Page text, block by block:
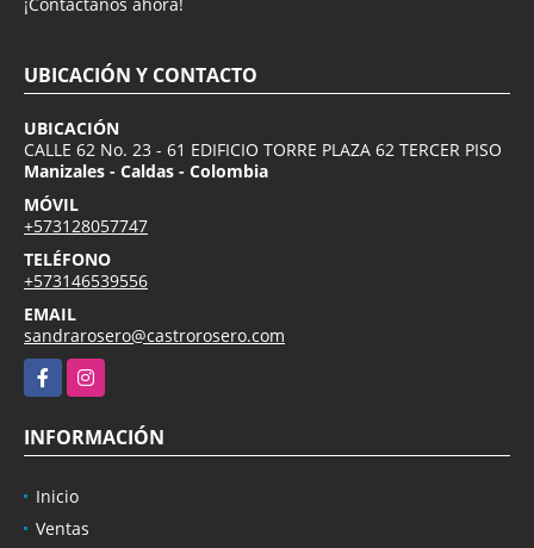
UBICACIÓN Y CONTACTO
UBICACIÓN
CALLE 62 No. 23 - 61 EDIFICIO TORRE PLAZA 62 TERCER PISO
Manizales - Caldas - Colombia
MÓVIL
+573128057747
TELÉFONO
+573146539556
EMAIL
sandrarosero@castrorosero.com
FacebookInstagram
INFORMACIÓN
Inicio
Ventas